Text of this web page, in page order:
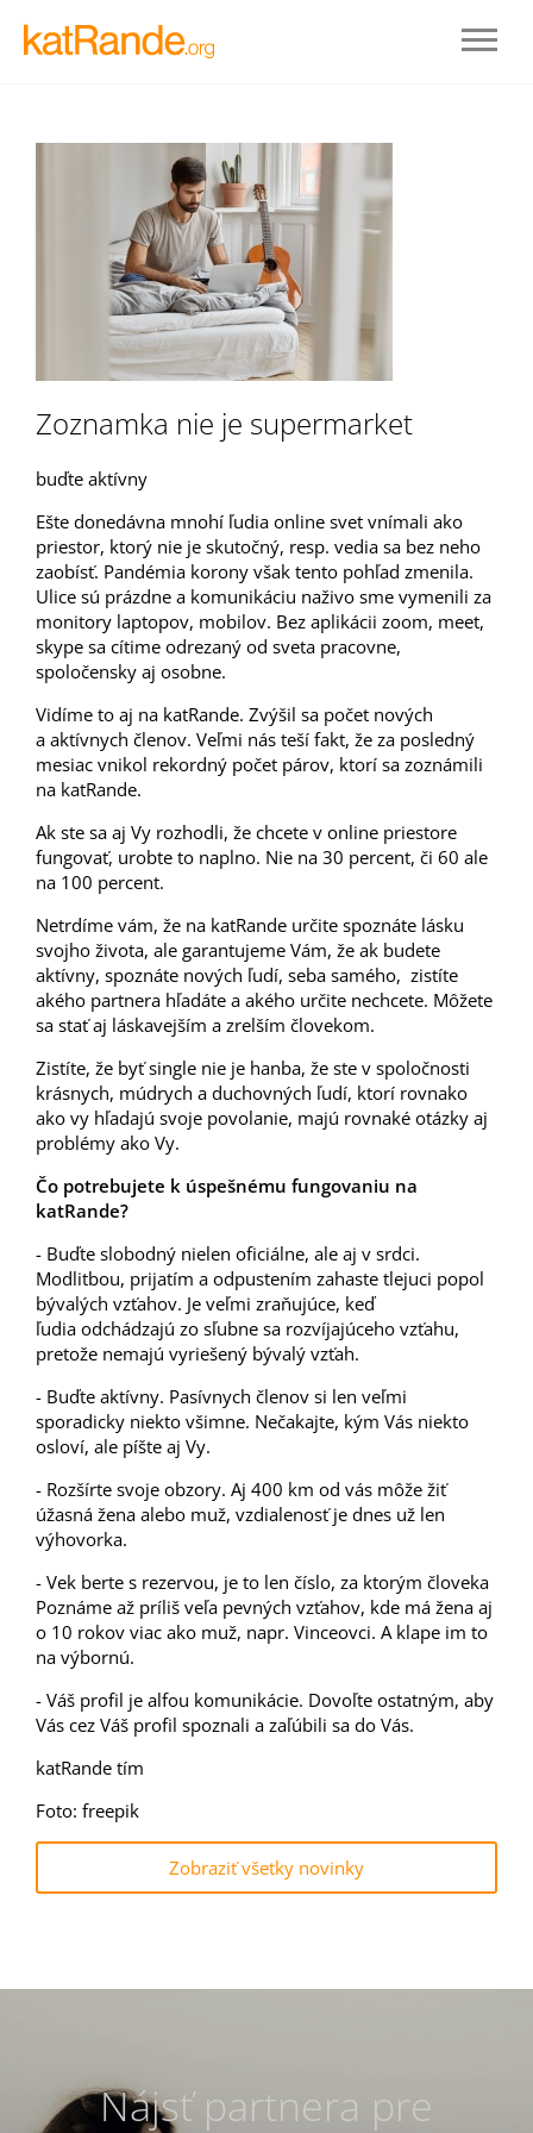
Prihlásenie
Zoznamka nie je supermarket
buďte aktívny
Ešte donedávna mnohí ľudia online svet vnímali ako
priestor, ktorý nie je skutočný, resp. vedia sa bez neho
zaobísť. Pandémia korony však tento pohľad zmenila.
Ulice sú prázdne a komunikáciu naživo sme vymenili za
monitory laptopov, mobilov. Bez aplikácii zoom, meet,
skype sa cítime odrezaný od sveta pracovne,
spoločensky aj osobne.
Vidíme to aj na katRande. Zvýšil sa počet nových
a aktívnych členov. Veľmi nás teší fakt, že za posledný
mesiac vnikol rekordný počet párov, ktorí sa zoznámili
na katRande.
Ak ste sa aj Vy rozhodli, že chcete v online priestore
fungovať, urobte to naplno. Nie na 30 percent, či 60 ale
na 100 percent.
Netrdíme vám, že na katRande určite spoznáte lásku
svojho života, ale garantujeme Vám, že ak budete
aktívny, spoznáte nových ľudí, seba samého, zistíte
akého partnera hľadáte a akého určite nechcete. Môžete
sa stať aj láskavejším a zrelším človekom.
Zistíte, že byť single nie je hanba, že ste v spoločnosti
krásnych, múdrych a duchovných ľudí, ktorí rovnako
ako vy hľadajú svoje povolanie, majú rovnaké otázky aj
problémy ako Vy.
Čo potrebujete k úspešnému fungovaniu na
katRande?
- Buďte slobodný nielen oficiálne, ale aj v srdci.
Modlitbou, prijatím a odpustením zahaste tlejuci popol
bývalých vzťahov. Je veľmi zraňujúce, keď
ľudia odchádzajú zo sľubne sa rozvíjajúceho vzťahu,
pretože nemajú vyriešený bývalý vzťah.
- Buďte aktívny. Pasívnych členov si len veľmi
sporadicky niekto všimne. Nečakajte, kým Vás niekto
osloví, ale píšte aj Vy.
- Rozšírte svoje obzory. Aj 400 km od vás môže žiť
úžasná žena alebo muž, vzdialenosť je dnes už len
výhovorka.
- Vek berte s rezervou, je to len číslo, za ktorým človeka
Poznáme až príliš veľa pevných vzťahov, kde má žena aj
o 10 rokov viac ako muž, napr. Vinceovci. A klape im to
na výbornú.
- Váš profil je alfou komunikácie. Dovoľte ostatným, aby
Vás cez Váš profil spoznali a zaľúbili sa do Vás.
katRande tím
Foto: freepik
Zobraziť všetky novinky
Nájsť partnera pre